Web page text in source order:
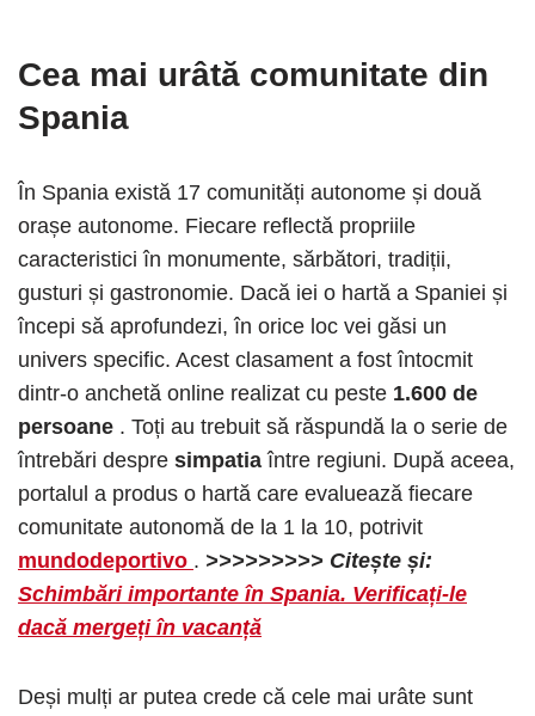
Cea mai urâtă comunitate din
Spania
În Spania există 17 comunități autonome și două
orașe autonome. Fiecare reflectă propriile
caracteristici în monumente, sărbători, tradiții,
gusturi și gastronomie. Dacă iei o hartă a Spaniei și
începi să aprofundezi, în orice loc vei găsi un
univers specific. Acest clasament a fost întocmit
dintr-o anchetă online realizat cu peste 1.600 de
persoane . Toți au trebuit să răspundă la o serie de
întrebări despre simpatiaîntre regiuni. După aceea,
portalul a produs o hartă care evaluează fiecare
comunitate autonomă de la 1 la 10, potrivit
mundodeportivo . >>>>>>>>> Citește și:
Schimbări importante în Spania. Verificați-le
dacă mergeți în vacanță
Deși mulți ar putea crede că cele mai urâte sunt